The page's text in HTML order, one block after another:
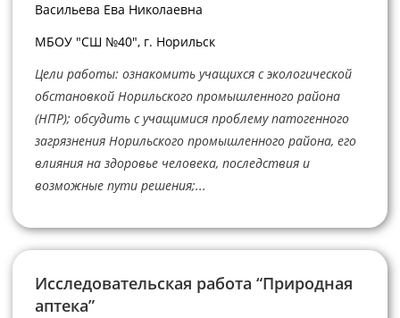
Васильева Ева Николаевна
МБОУ "СШ №40", г. Норильск
Цели работы: ознакомить учащихся с экологической
обстановкой Норильского промышленного района
(НПР); обсудить с учащимися проблему патогенного
загрязнения Норильского промышленного района, его
влияния на здоровье человека, последствия и
возможные пути решения;...
Исследовательская работа “Природная
аптека”